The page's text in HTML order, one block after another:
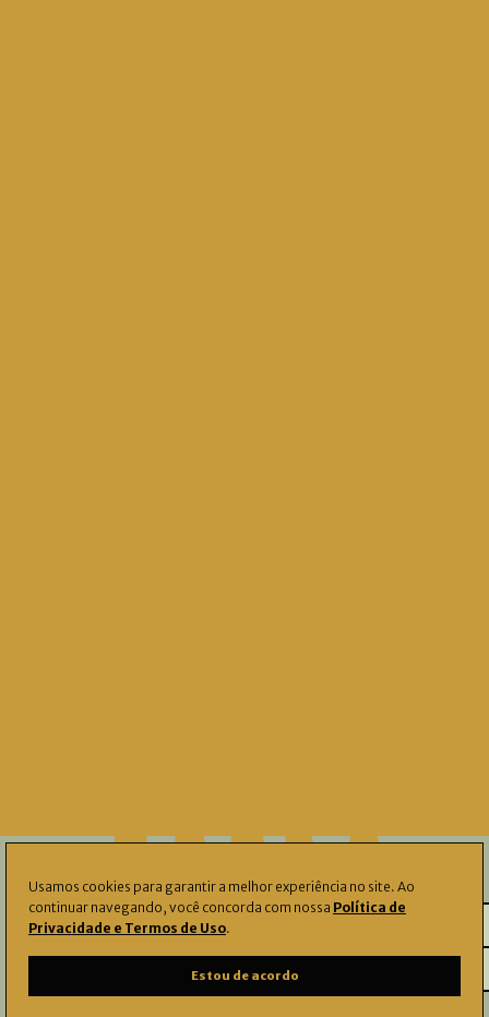
O Instituto Çarê identifica, preserva e
amplia o acesso aacervos
Usamos cookies para garantir a melhor experiência no site. Ao
continuar navegando, você concorda com nossa Política de
Privacidade e Termos de Uso.
Estou de acordo